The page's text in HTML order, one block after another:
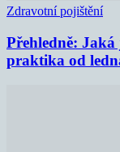
Zdravotní pojištění
Přehledně: Jaká
praktika od